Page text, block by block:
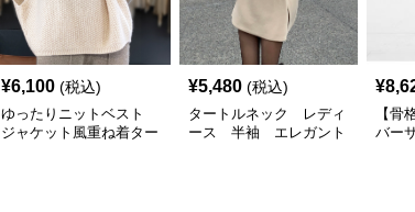
¥6,100 (税込)
ゆったりニットベスト
ジャケット風重ね着ター
¥5,480 (税込)
タートルネック レディ
ース 半袖 エレガント
¥
【骨
バー